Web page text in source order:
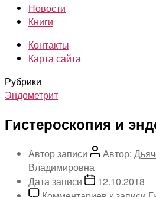
Новости
Книги
Контакты
Карта сайта
Рубрики
Эндометрит
Гистероскопия и
Автор записи Автор:
Владимировна
Дата записи
12.10.2018